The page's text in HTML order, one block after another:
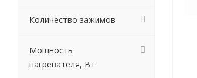
Количество зажимов
Мощность
нагревателя, Вт